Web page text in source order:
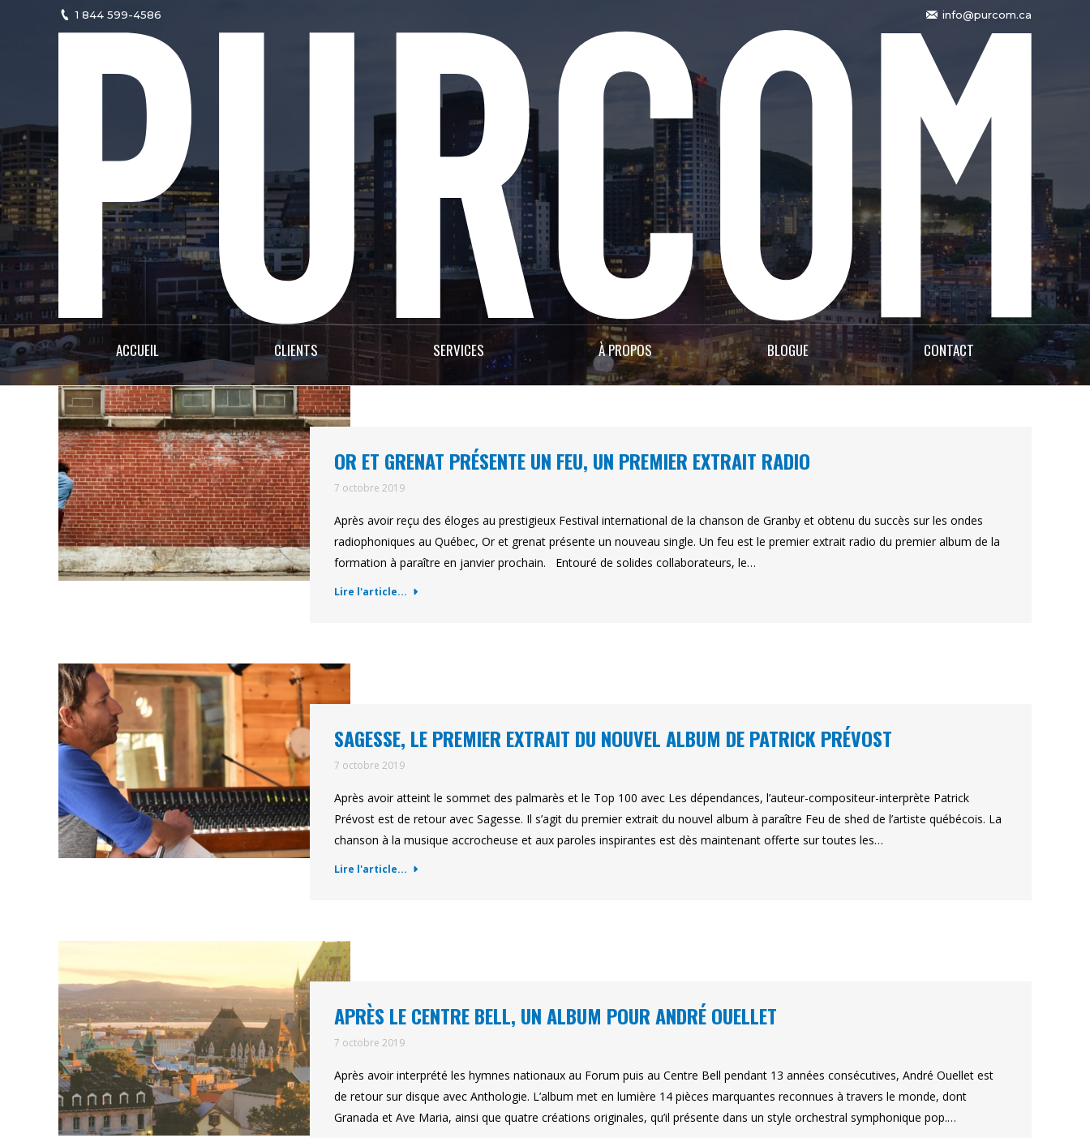
1 844 599-4586 info@purcom.ca
ACCUEIL CLIENTS SERVICES À PROPOS BLOGUE CONTACT
OR ET GRENAT PRÉSENTE UN FEU, UN PREMIER EXTRAIT RADIO
7 octobre 2019
Après avoir reçu des éloges au prestigieux Festival international de la chanson de Granby et obtenu du succès sur les ondes
radiophoniques au Québec, Or et grenat présente un nouveau single. Un feu est le premier extrait radio du premier album de la
formation à paraître en janvier prochain. Entouré de solides collaborateurs, le…
Lire l'article...
SAGESSE, LE PREMIER EXTRAIT DU NOUVEL ALBUM DE PATRICK PRÉVOST
7 octobre 2019
Après avoir atteint le sommet des palmarès et le Top 100 avec Les dépendances, l’auteur-compositeur-interprète Patrick
Prévost est de retour avec Sagesse. Il s’agit du premier extrait du nouvel album à paraître Feu de shed de l’artiste québécois. La
chanson à la musique accrocheuse et aux paroles inspirantes est dès maintenant offerte sur toutes les…
Lire l'article...
APRÈS LE CENTRE BELL, UN ALBUM POUR ANDRÉ OUELLET
7 octobre 2019
Après avoir interprété les hymnes nationaux au Forum puis au Centre Bell pendant 13 années consécutives, André Ouellet est
de retour sur disque avec Anthologie. L’album met en lumière 14 pièces marquantes reconnues à travers le monde, dont
Granada et Ave Maria, ainsi que quatre créations originales, qu’il présente dans un style orchestral symphonique pop.…